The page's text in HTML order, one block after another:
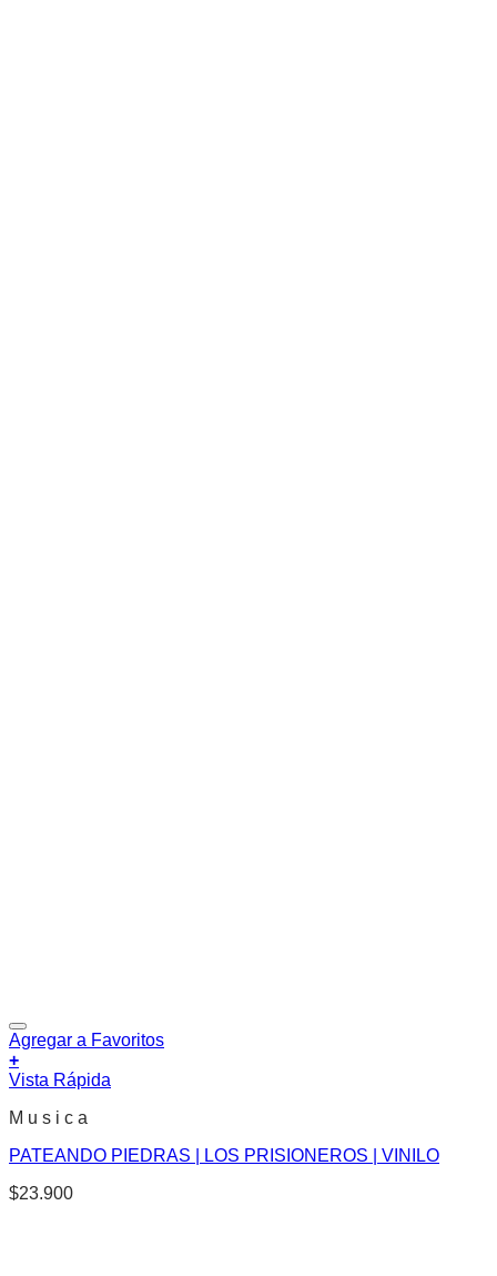
Agregar a Favoritos
+
Vista Rápida
M u s i c a
PATEANDO PIEDRAS | LOS PRISIONEROS | VINILO
$23.900